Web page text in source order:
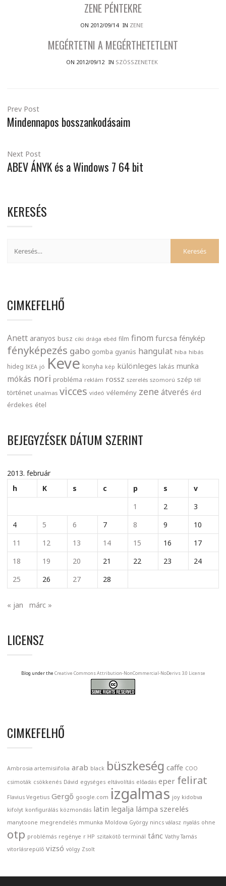
ZENE PÉNTEKRE
ON 2012/09/14 IN ZENE
MEGÉRTETNI A MEGÉRTHETETLENT
ON 2012/09/12 IN SZÖSSZENETEK
Prev Post
Mindennapos bosszankodásaim
Next Post
ABEV ÁNYK és a Windows 7 64 bit
KERESÉS
CIMKEFELHŐ
Anett aranyos busz ciki drága ebéd film finom furcsa fénykép
fényképezés gabo gomba gyanús hangulat hiba hibás
hideg IKEA jó Keve konyha kép különleges lakás munka
mókás nori probléma reklám rossz szerelés szomorú szép tél
történet unalmas vicces videó vélemény zene átverés érd
érdekes étel
BEJEGYZÉSEK DÁTUM SZERINT
2013. február
h
K s c p s
v
1
2
3
4
5 6 7 8 9
10
11
12 13 14 15 16
17
18
19 20 21 22 23
24
25
26 27 28
« jan márc »
LICENSZ
Blog under the Creative Commons Attribution-NonCommercial-NoDerivs 3.0 License
CIMKEFELHŐ
Ambrosia artemisiifolia arab black büszkeség caffe COO
csimoták csökkenés Dávid egységes eltávolítás előadás eper felirat
Flavius Vegetius Gergő google.com izgalmas joy kidobva
kifolyt konfigurálás közmondás latin legalja lámpa szerelés
manytoone megrendelés mmunka Moldova György nincs válasz nyalás ohne
otp problémás regénye r HP szitakötő terminál tánc Vathy Tamás
vitorlásrepülő vizsó völgy Zsolt